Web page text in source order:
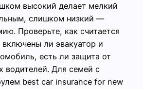
высокий делает мелкий
слишком низкий —
Проверьте, как считается
включены ли эвакуатор и
есть ли защита от
водителей. Для семей с
best car insurance for new